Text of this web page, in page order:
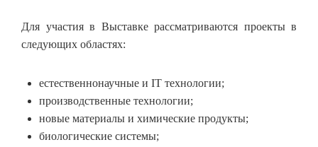
Для участия в Выставке рассматриваются проекты в
следующих областях:
естественнонаучные и IT технологии;
производственные технологии;
новые материалы и химические продукты;
биологические системы;